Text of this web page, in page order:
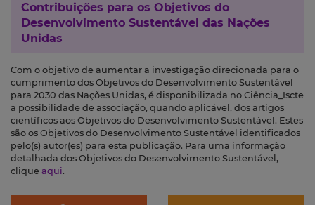
Contribuições para os Objetivos do
Desenvolvimento Sustentável das Nações
Unidas
Com o objetivo de aumentar a investigação direcionada para o
cumprimento dos Objetivos do Desenvolvimento Sustentável
para 2030 das Nações Unidas, é disponibilizada no Ciência_Iscte
a possibilidade de associação, quando aplicável, dos artigos
científicos aos Objetivos do Desenvolvimento Sustentável. Estes
são os Objetivos do Desenvolvimento Sustentável identificados
pelo(s) autor(es) para esta publicação. Para uma informação
detalhada dos Objetivos do Desenvolvimento Sustentável,
clique aqui.